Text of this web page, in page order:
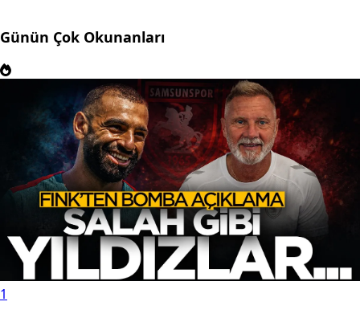
Günün Çok Okunanları
1